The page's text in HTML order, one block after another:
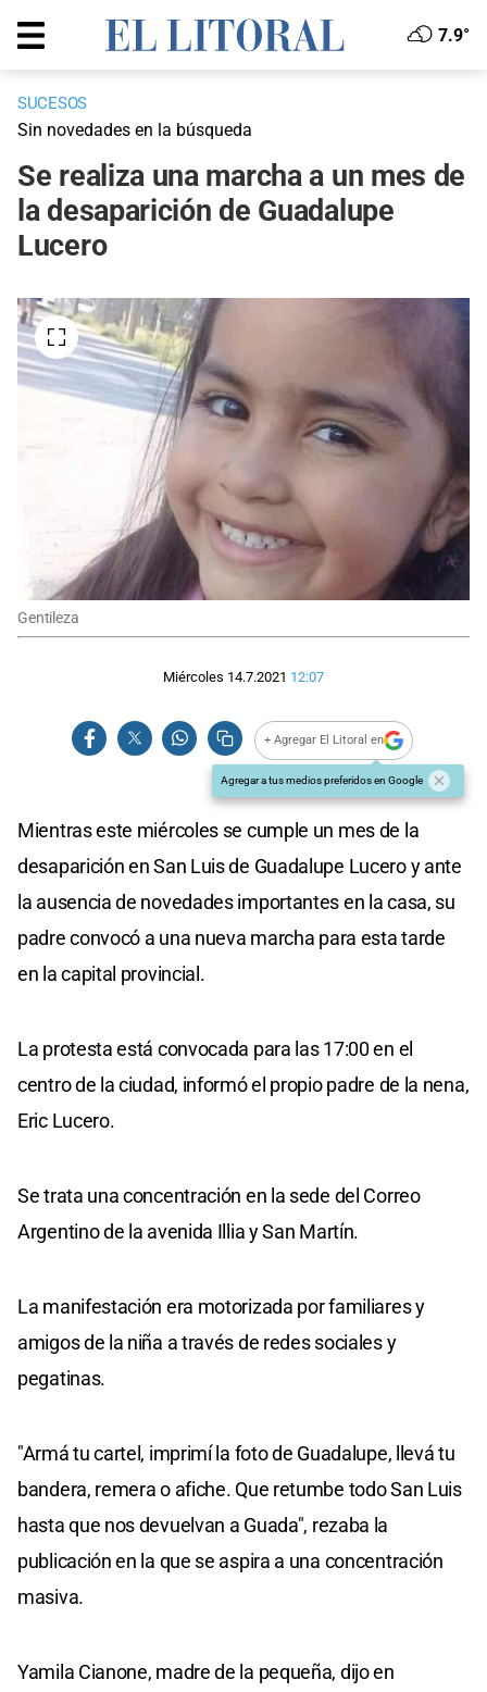
7.9°
SUCESOS
Sin novedades en la búsqueda
Se realiza una marcha a un mes de
la desaparición de Guadalupe
Lucero
Gentileza
Miércoles 14.7.2021 12:07
+ Agregar El Litoral en
Agregar a tus medios preferidos en Google
Mientras este miércoles se cumple un mes de la
desaparición en San Luis de Guadalupe Lucero y ante
la ausencia de novedades importantes en la casa, su
padre convocó a una nueva marcha para esta tarde
en la capital provincial.
La protesta está convocada para las 17:00 en el
centro de la ciudad, informó el propio padre de la nena,
Eric Lucero.
Se trata una concentración en la sede del Correo
Argentino de la avenida Illia y San Martín.
La manifestación era motorizada por familiares y
amigos de la niña a través de redes sociales y
pegatinas.
"Armá tu cartel, imprimí la foto de Guadalupe, llevá tu
bandera, remera o afiche. Que retumbe todo San Luis
hasta que nos devuelvan a Guada", rezaba la
publicación en la que se aspira a una concentración
masiva.
Yamila Cianone, madre de la pequeña, dijo en